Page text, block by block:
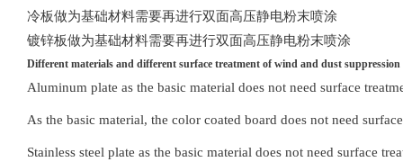
冷板做为基础材料需要再进行双面高压静电粉末喷涂
镀锌板做为基础材料需要再进行双面高压静电粉末喷涂
Different materials and different surface treatment of wind and dust suppression
Aluminum plate as the basic material does not need surface
As the basic material, the color coated board does not need
Stainless steel plate as the basic material does not need surface